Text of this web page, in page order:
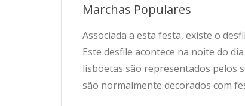
Marchas Populares
Associada a esta festa, existe o
Este desfile acontece na noite do
lisboetas são representados pelos
são normalmente decorados com